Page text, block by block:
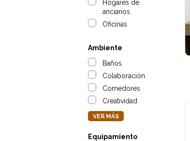
Hogares de
ancianos
Oficinas
Ambiente
Baños
Colaboración
Comedores
Creatividad
VER MÁS
Equipamiento